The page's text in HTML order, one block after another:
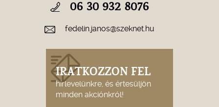
06 30 932 8076
fedelin.janos@szeknet.hu
IRATKOZZON FEL
hírlevelünkre, és értesüljön
minden akciónkról!